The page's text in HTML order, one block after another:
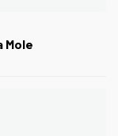
Mole